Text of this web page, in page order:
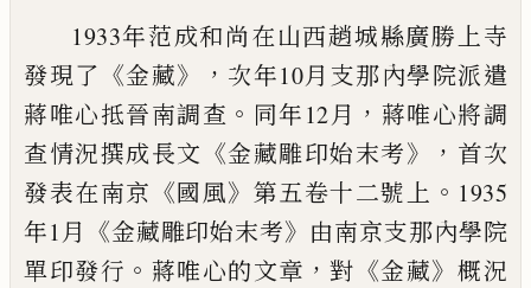
1933年范成和尚在山西趙城縣廣勝上寺
發現了 《金藏》， 次年10月支那內學院派遣
蔣唯心抵晉南調查 。 同年12月 ， 蔣唯心將調
查情況撰成長文 《金藏雕印始末考》， 首次
發表在南京 《國風》 第五卷十二號上 。 1935
年1月 《金藏雕印始末考》 由南京支那內學院
單印發行 。 蔣唯心的文章 ，對 《金藏》概況